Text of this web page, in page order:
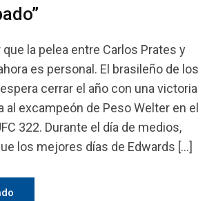
la pelea entre Carlos Prates y
es personal. El brasileño de los
cerrar el año con una victoria
al excampeón de Peso Welter en el
322. Durante el día de medios,
los mejores días de Edwards […]